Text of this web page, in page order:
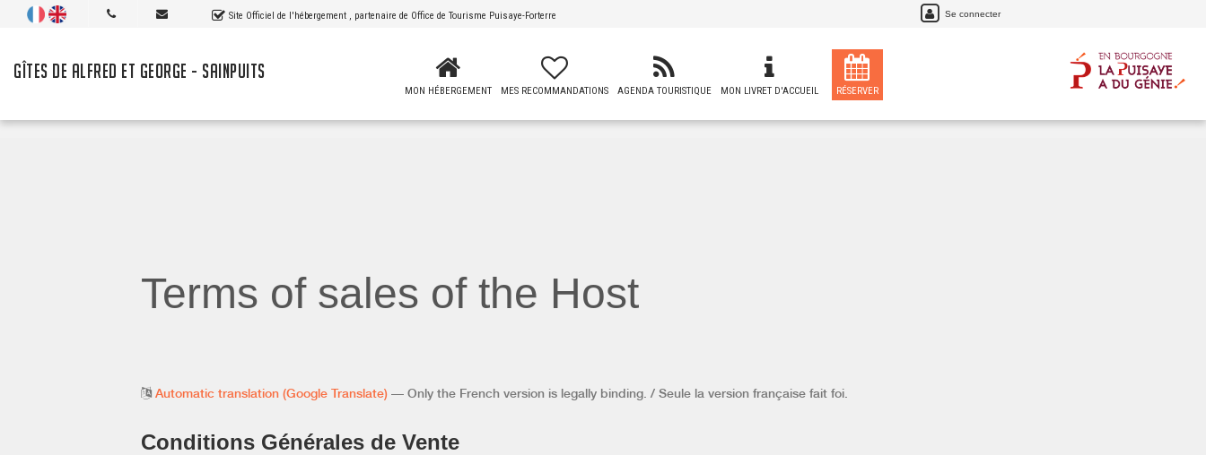
Site Officiel de l'hébergement , partenaire de Office de Tourisme Puisaye-Forterre Se connecter
GÎTES DE ALFRED ET GEORGE - SAINPUITS
MON HÉBERGEMENT MES RECOMMANDATIONS AGENDA TOURISTIQUE MON LIVRET D'ACCUEIL RÉSERVER
Terms of sales of the Host
Automatic translation (Google Translate) — Only the French version is legally binding. / Seule la version française fait foi.
Conditions Générales de Vente